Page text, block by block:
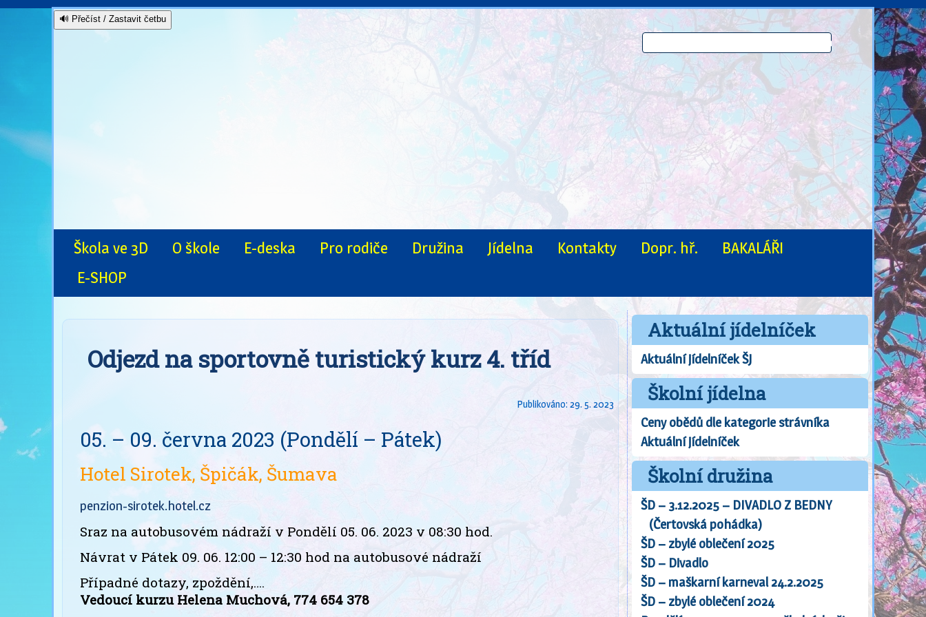
🔊 Přečíst / Zastavit četbu
Škola ve 3D O škole E-deska Pro rodiče Družina Jídelna Kontakty Dopr. hř.
BAKALÁŘI
E-SHOP
Odjezd na sportovně turistický kurz 4. tříd
Publikováno: 29. 5. 2023
05. – 09. června 2023 (Pondělí – Pátek)
Hotel Sirotek, Špičák, Šumava
penzion-sirotek.hotel.cz
Sraz na autobusovém nádraží v Pondělí 05. 06. 2023 v 08:30 hod.
Návrat v Pátek 09. 06. 12:00 – 12:30 hod na autobusové nádraží
Případné dotazy, zpoždění,….
Vedoucí kurzu Helena Muchová, 774 654 378
Aktuální jídelníček
Aktuální jídelníček ŠJ
Školní jídelna
Ceny obědů dle kategorie strávníka
Aktuální jídelníček
Školní družina
ŠD – 3.12.2025 – DIVADLO Z BEDNY
(Čertovská pohádka)
ŠD – zbylé oblečení 2025
ŠD – Divadlo
ŠD – maškarní karneval 24.2.2025
ŠD – zbylé oblečení 2024